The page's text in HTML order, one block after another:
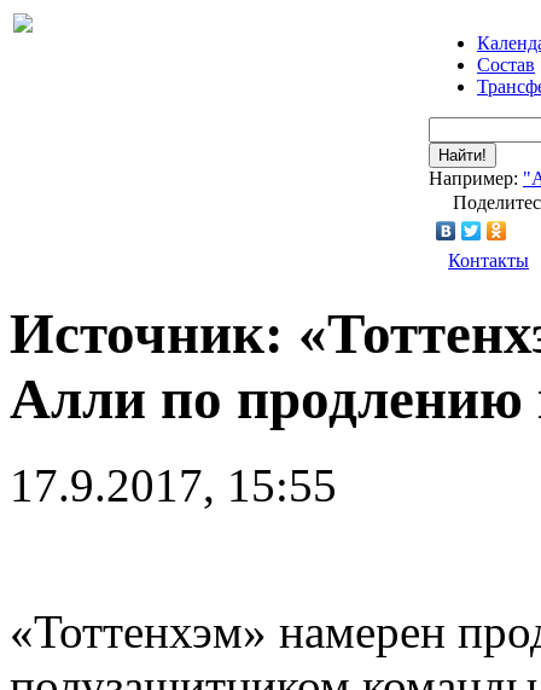
Состав
Найти!
Например:
Контакты
Источник:
Алли по продлению
17.9.2017, 15:55
«Тоттенхэм» намерен